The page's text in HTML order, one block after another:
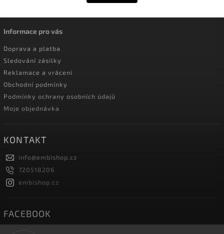
Informace pro vás
Doprava a platba
Sledování zásilky
Reklamace a vrácení
Obchodní podmínky
Podmínky ochrany osobních údajů
Moje objednávka
KONTAKT
info@embishop.cz
720518206
embishop.cz
FACEBOOK